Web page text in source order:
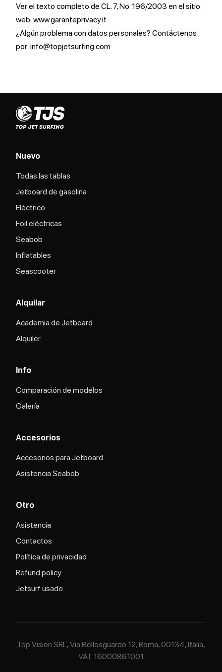
Ver el texto completo de CL. 7, No. 196/2003 en el sitio
web: www.garanteprivacy.it.
¿Algún problema con datos personales? Contáctenos
por: info@topjetsurfing.com
Nuevo
Todas las tablas
Jetboard de gasolina
Eléctrico
Foil eléctricas
Seabob
Inflatables
Seascooter
Alquilar
Academia de Jetboard
Alquiler
Info
Comparación de modelos
Galería
Accesorios
Accesorios para Jetboard
Asistencia Seabob
Otro
Asistencia
Contactos
Política de privacidad
Refund policy
Jetsurf usado
Top Vision SRL, Via Bellosguardo 12, Roma, 00134, Italia,
VAT 16000861001